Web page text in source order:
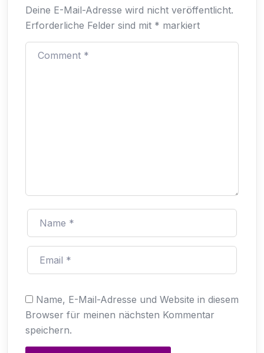
Deine E-Mail-Adresse wird nicht veröffentlicht.
Erforderliche Felder sind mit * markiert
Name, E-Mail-Adresse und Website in diesem
Browser für meinen nächsten Kommentar
speichern.